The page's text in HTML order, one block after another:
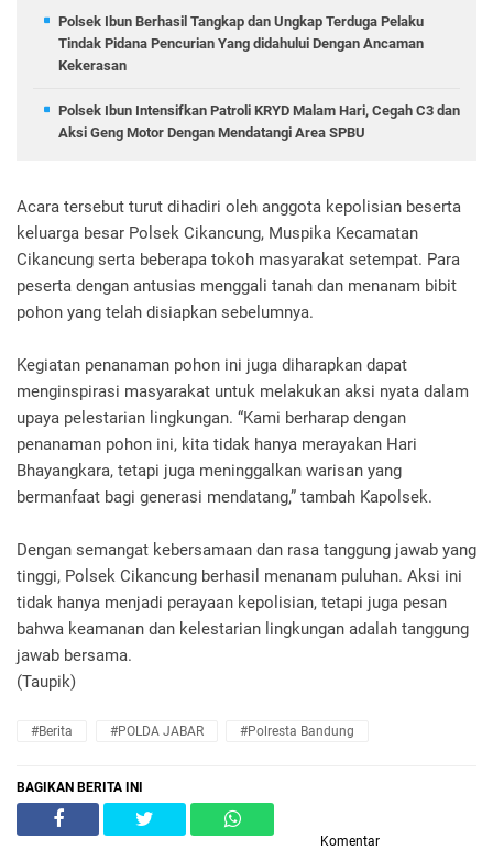
Polsek Ibun Berhasil Tangkap dan Ungkap Terduga Pelaku
Tindak Pidana Pencurian Yang didahului Dengan Ancaman
Kekerasan
Polsek Ibun Intensifkan Patroli KRYD Malam Hari, Cegah C3 dan
Aksi Geng Motor Dengan Mendatangi Area SPBU
Acara tersebut turut dihadiri oleh anggota kepolisian beserta
keluarga besar Polsek Cikancung, Muspika Kecamatan
Cikancung serta beberapa tokoh masyarakat setempat. Para
peserta dengan antusias menggali tanah dan menanam bibit
pohon yang telah disiapkan sebelumnya.
Kegiatan penanaman pohon ini juga diharapkan dapat
menginspirasi masyarakat untuk melakukan aksi nyata dalam
upaya pelestarian lingkungan. “Kami berharap dengan
penanaman pohon ini, kita tidak hanya merayakan Hari
Bhayangkara, tetapi juga meninggalkan warisan yang
bermanfaat bagi generasi mendatang,” tambah Kapolsek.
Dengan semangat kebersamaan dan rasa tanggung jawab yang
tinggi, Polsek Cikancung berhasil menanam puluhan. Aksi ini
tidak hanya menjadi perayaan kepolisian, tetapi juga pesan
bahwa keamanan dan kelestarian lingkungan adalah tanggung
jawab bersama.
(Taupik)
#Berita #POLDA JABAR #Polresta Bandung
BAGIKAN BERITA INI
Komentar